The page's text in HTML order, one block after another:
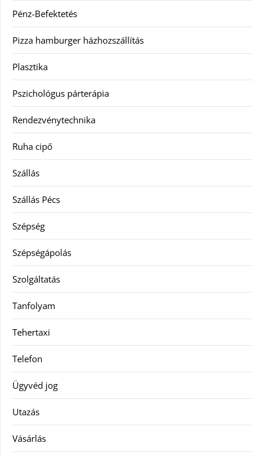
Pénz-Befektetés
Pizza hamburger házhozszállítás
Plasztika
Pszichológus párterápia
Rendezvénytechnika
Ruha cipő
Szállás
Szállás Pécs
Szépség
Szépségápolás
Szolgáltatás
Tanfolyam
Tehertaxi
Telefon
Ügyvéd jog
Utazás
Vásárlás